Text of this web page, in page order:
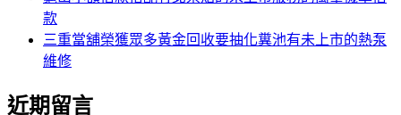
款
三重當舖榮獲眾多黃金回收要抽化糞池有未上市的熱泵
維修
近期留言